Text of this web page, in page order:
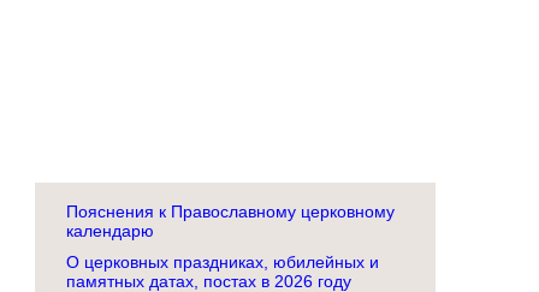
Пояснения к Православному церковному
календарю
О церковных праздниках, юбилейных и
памятных датах, постах в 2026 году